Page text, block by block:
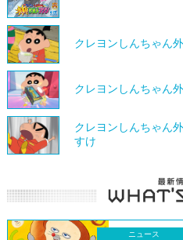
クレヨンしんちゃん
クレヨンしんちゃん
クレヨンしんちゃん
すけ
ニュース